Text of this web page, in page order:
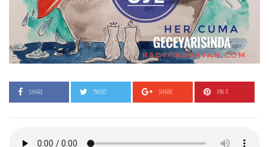
SHARE TWEET SHARE PIN IT